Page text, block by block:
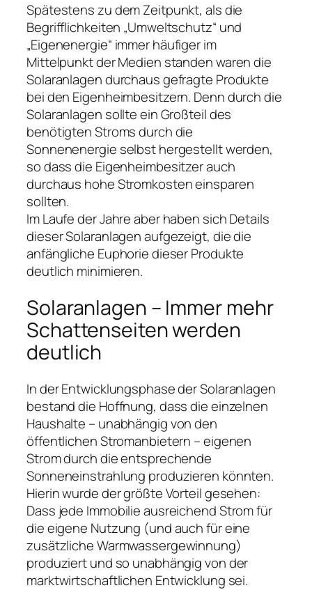
Spätestens zu dem Zeitpunkt, als die
Begrifflichkeiten „Umweltschutz“ und
„Eigenenergie“ immer häufiger im
Mittelpunkt der Medien standen waren die
Solaranlagen durchaus gefragte Produkte
bei den Eigenheimbesitzern. Denn durch die
Solaranlagen sollte ein Großteil des
benötigten Stroms durch die
Sonnenenergie selbst hergestellt werden,
so dass die Eigenheimbesitzer auch
durchaus hohe Stromkosten einsparen
sollten.
Im Laufe der Jahre aber haben sich Details
dieser Solaranlagen aufgezeigt, die die
anfängliche Euphorie dieser Produkte
deutlich minimieren.
Solaranlagen – Immer mehr
Schattenseiten werden
deutlich
In der Entwicklungsphase der Solaranlagen
bestand die Hoffnung, dass die einzelnen
Haushalte – unabhängig von den
öffentlichen Stromanbietern – eigenen
Strom durch die entsprechende
Sonneneinstrahlung produzieren könnten.
Hierin wurde der größte Vorteil gesehen:
Dass jede Immobilie ausreichend Strom für
die eigene Nutzung (und auch für eine
zusätzliche Warmwassergewinnung)
produziert und so unabhängig von der
marktwirtschaftlichen Entwicklung sei.